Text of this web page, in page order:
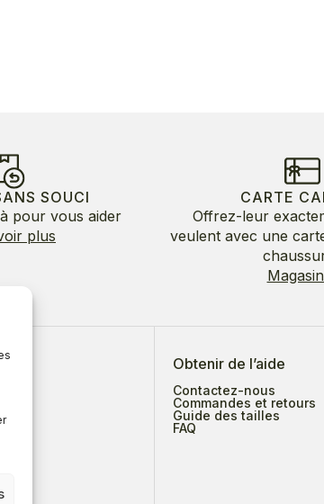
SOUCI
pour vous aider
plus
CARTE
Offrez-leur
veulent avec une
Obtenir de l’aide
Contactez-nous
Commandes et retours
Guide des tailles
FAQ